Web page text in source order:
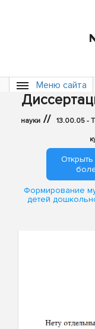
Меню сайта
науки // 13.00.05 -
Формирование
детей